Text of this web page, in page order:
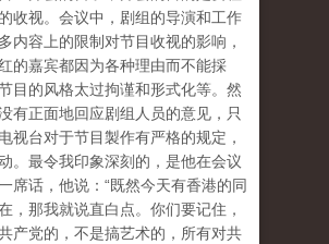
收视。会议中，剧组的导演和工作
内容上的限制对节目收视的影响，
的嘉宾都因为各种理由而不能採
目的风格太过拘谨和形式化等。然
有正面地回应剧组人员的意见，只
视台对于节目製作有严格的规定，
。最令我印象深刻的，是他在会议
席话，他说：“既然今天有香港的同
，那我就说直白点。你们要记住，
产党的，不是搞艺术的，所有对共